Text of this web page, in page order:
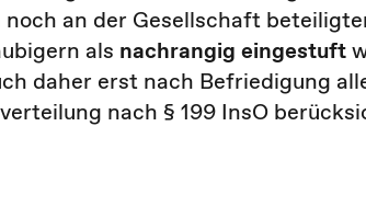
an der Gesellschaft
als nachrangig eingestuft
daher erst nach Befriedigung
nach § 199 InsO